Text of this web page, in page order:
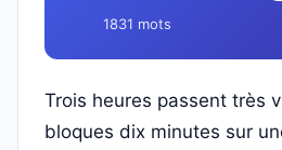
1831 mots
Trois heures passent très
bloques dix minutes sur